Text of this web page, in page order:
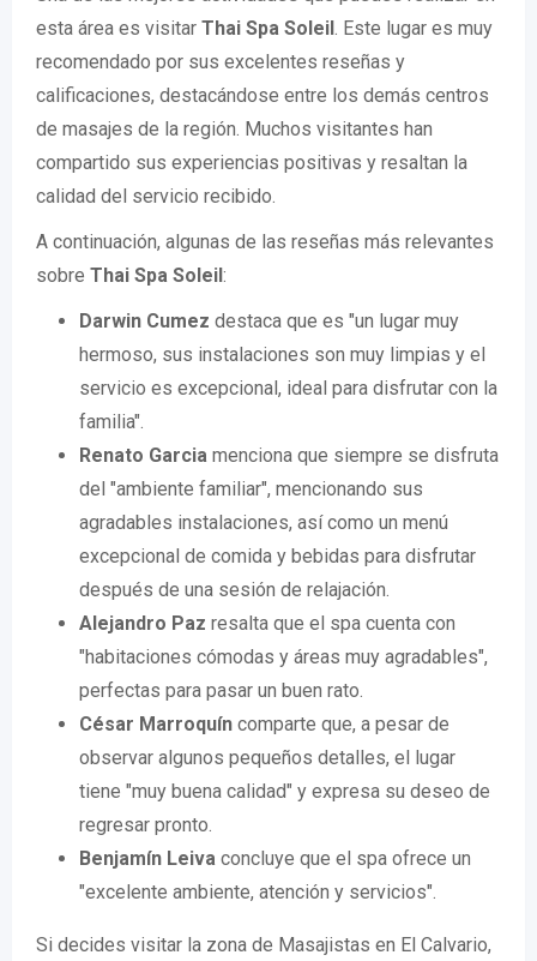
esta área es visitar Thai Spa Soleil. Este lugar es muy
recomendado por sus excelentes reseñas y
calificaciones, destacándose entre los demás centros
de masajes de la región. Muchos visitantes han
compartido sus experiencias positivas y resaltan la
calidad del servicio recibido.
A continuación, algunas de las reseñas más relevantes
sobre Thai Spa Soleil:
Darwin Cumez destaca que es "un lugar muy
hermoso, sus instalaciones son muy limpias y el
servicio es excepcional, ideal para disfrutar con la
familia".
Renato Garcia menciona que siempre se disfruta
del "ambiente familiar", mencionando sus
agradables instalaciones, así como un menú
excepcional de comida y bebidas para disfrutar
después de una sesión de relajación.
Alejandro Paz resalta que el spa cuenta con
"habitaciones cómodas y áreas muy agradables",
perfectas para pasar un buen rato.
César Marroquín comparte que, a pesar de
observar algunos pequeños detalles, el lugar
tiene "muy buena calidad" y expresa su deseo de
regresar pronto.
Benjamín Leiva concluye que el spa ofrece un
"excelente ambiente, atención y servicios".
Si decides visitar la zona de Masajistas en El Calvario,